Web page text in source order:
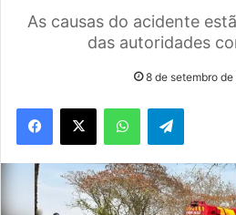
As causas do acidente
das autoridades
8 de setembro
WhatsAppTelegram